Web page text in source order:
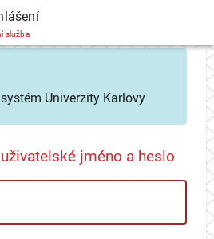
služba
Univerzity Karlovy
jméno a heslo